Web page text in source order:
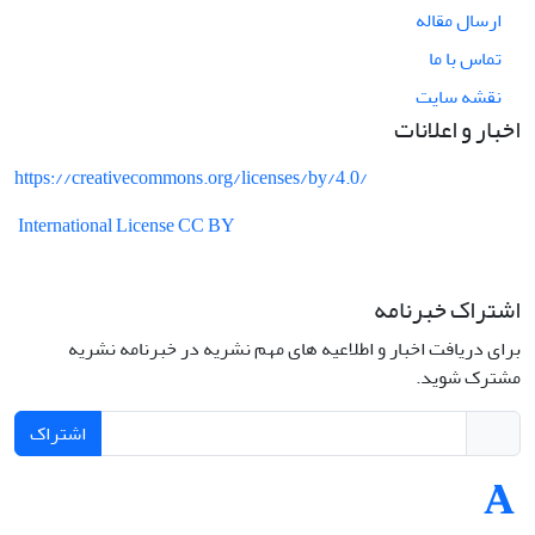
ارسال مقاله
تماس با ما
نقشه سایت
اخبار و اعلانات
https://creativecommons.org/licenses/by/4.0/
International License CC BY
اشتراک خبرنامه
برای دریافت اخبار و اطلاعیه های مهم نشریه در خبرنامه نشریه
مشترک شوید.
اشتراک